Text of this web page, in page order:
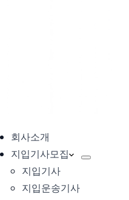
회사소개
지입기사모집
지입기사
지입운송기사